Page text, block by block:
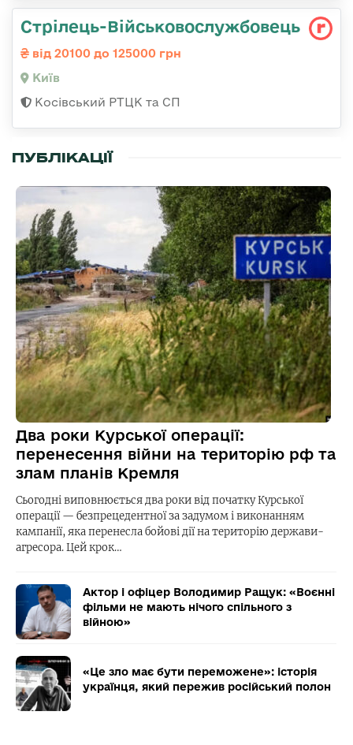
Стрілець-Військовослужбовець
від 20100 до 125000 грн
Київ
Косівський РТЦК та СП
ПУБЛІКАЦІЇ
Два роки Курської операції:
перенесення війни на територію рф та
злам планів Кремля
Сьогодні виповнюється два роки від початку Курської
операції — безпрецедентної за задумом і виконанням
кампанії, яка перенесла бойові дії на територію держави-
агресора. Цей крок…
Актор і офіцер Володимир Ращук: «Воєнні
фільми не мають нічого спільного з
війною»
«Це зло має бути переможене»: історія
українця, який пережив російський полон